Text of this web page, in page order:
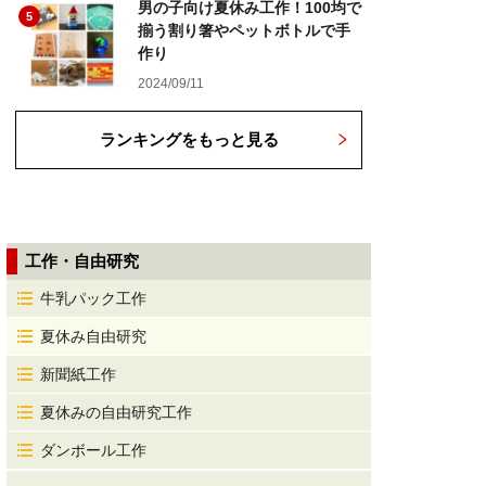
5
男の子向け夏休み工作！100均で
揃う割り箸やペットボトルで手
作り
2024/09/11
ランキングをもっと見る
工作・自由研究
牛乳パック工作
夏休み自由研究
新聞紙工作
夏休みの自由研究工作
ダンボール工作